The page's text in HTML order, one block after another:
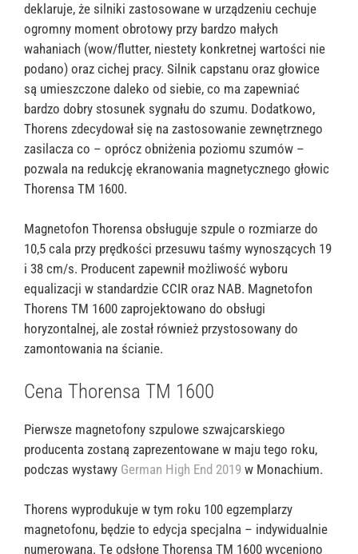
deklaruje, że silniki zastosowane w urządzeniu cechuje
ogromny moment obrotowy przy bardzo małych
wahaniach (wow/flutter, niestety konkretnej wartości nie
podano) oraz cichej pracy. Silnik capstanu oraz głowice
są umieszczone daleko od siebie, co ma zapewniać
bardzo dobry stosunek sygnału do szumu. Dodatkowo,
Thorens zdecydował się na zastosowanie zewnętrznego
zasilacza co – oprócz obniżenia poziomu szumów –
pozwala na redukcję ekranowania magnetycznego głowic
Thorensa TM 1600.
Magnetofon Thorensa obsługuje szpule o rozmiarze do
10,5 cala przy prędkości przesuwu taśmy wynoszących 19
i 38 cm/s. Producent zapewnił możliwość wyboru
equalizacji w standardzie CCIR oraz NAB. Magnetofon
Thorens TM 1600 zaprojektowano do obsługi
horyzontalnej, ale został również przystosowany do
zamontowania na ścianie.
Cena Thorensa TM 1600
Pierwsze magnetofony szpulowe szwajcarskiego
producenta zostaną zaprezentowane w maju tego roku,
podczas wystawy German High End 2019 w Monachium.
Thorens wyprodukuje w tym roku 100 egzemplarzy
magnetofonu, będzie to edycja specjalna – indywidualnie
numerowana. Tę odsłonę Thorensa TM 1600 wyceniono